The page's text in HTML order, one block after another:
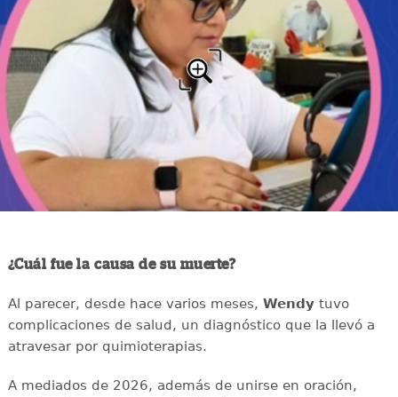
¿Cuál fue la causa de su muerte?
Al parecer, desde hace varios meses, Wendytuvo
complicaciones de salud, un diagnóstico que la llevó a
atravesar por quimioterapias.
A mediados de 2026, además de unirse en oración,